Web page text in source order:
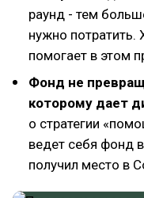
раунд - тем
нужно
помогает в этом
Фонд не
которому дает
о стратегии
ведет себя фонд
получил место в